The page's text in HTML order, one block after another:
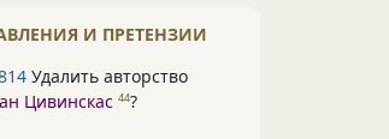
И ПРЕТЕНЗИИ
Удалить авторство
Цивинскас 44?